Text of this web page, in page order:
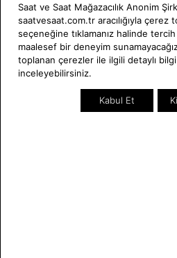
Kurumsal Satış
Mağazada Teknik Servis
Yatırımcı İlişkileri
Saat ve Saat Mağazacılık Anonim
saatvesaat.com.tr aracılığıyla çerez
seçeneğine tıklamanız halinde
maalesef bir deneyim
toplanan çerezler ile ilgili detaylı
inceleyebilirsiniz.
Kabul Et